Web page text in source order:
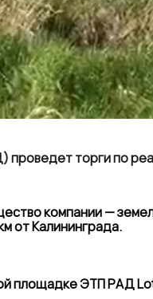
торги по
компании —
от Калининграда.
площадке ЭТП РАД